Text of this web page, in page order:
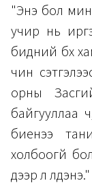
​"Энэ бол
учир нь
бидний бүх
чин
орны
байгууллаа
биенээ
холбоогүй
дээр л